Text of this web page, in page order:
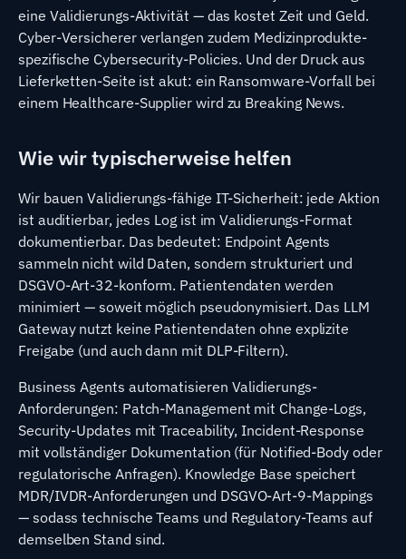
eine Validierungs-Aktivität — das kostet Zeit und Geld.
Cyber-Versicherer verlangen zudem Medizinprodukte-
spezifische Cybersecurity-Policies. Und der Druck aus
Lieferketten-Seite ist akut: ein Ransomware-Vorfall bei
einem Healthcare-Supplier wird zu Breaking News.
Wie wir typischerweise helfen
Wir bauen Validierungs-fähige IT-Sicherheit: jede Aktion
ist auditierbar, jedes Log ist im Validierungs-Format
dokumentierbar. Das bedeutet: Endpoint Agents
sammeln nicht wild Daten, sondern strukturiert und
DSGVO-Art-32-konform. Patientendaten werden
minimiert — soweit möglich pseudonymisiert. Das LLM
Gateway nutzt keine Patientendaten ohne explizite
Freigabe (und auch dann mit DLP-Filtern).
Business Agents automatisieren Validierungs-
Anforderungen: Patch-Management mit Change-Logs,
Security-Updates mit Traceability, Incident-Response
mit vollständiger Dokumentation (für Notified-Body oder
regulatorische Anfragen). Knowledge Base speichert
MDR/IVDR-Anforderungen und DSGVO-Art-9-Mappings
— sodass technische Teams und Regulatory-Teams auf
demselben Stand sind.